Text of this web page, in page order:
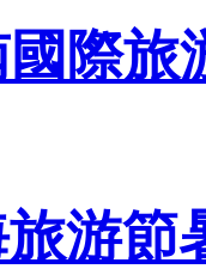
國際
游節